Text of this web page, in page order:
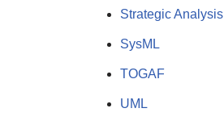
Strategic Analysis
SysML
TOGAF
UML